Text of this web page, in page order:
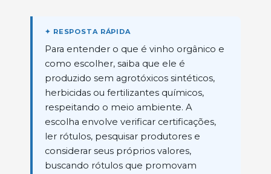
Para entender o que é vinho orgânico e
como escolher, saiba que ele é
produzido sem agrotóxicos sintéticos,
herbicidas ou fertilizantes químicos,
respeitando o meio ambiente. A
escolha envolve verificar certificações,
ler rótulos, pesquisar produtores e
considerar seus próprios valores,
buscando rótulos que promovam